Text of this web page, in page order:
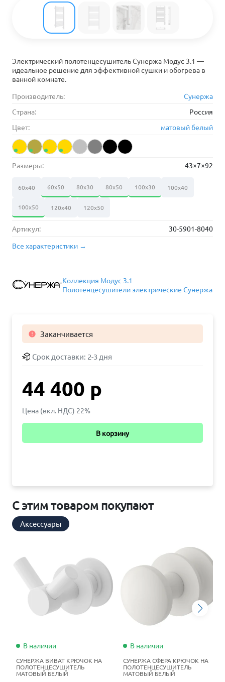
Электрический полотенцесушитель Сунержа Модус 3.1 —
идеальное решение для эффективной сушки и обогрева в
ванной комнате.
Производитель:
Сунержа
Страна:
Россия
Цвет:
матовый белый
Размеры: 43×7×92
60х40 60х50 80х30 80х50 100х30 100х40
100х50 120х40 120х50
Артикул:
30-5901-8040
Все характеристики →
Коллекция Модус 3.1
Полотенцесушители электрические Сунержа
 Заканчивается
Срок доставки: 2-3 дня
44 400 р
Цена (вкл. НДС) 22%
В корзину
С этим товаром покупают
Аксессуары
В наличии
СУНЕРЖА ВИВАТ КРЮЧОК НА
ПОЛОТЕНЦЕСУШИТЕЛЬ
МАТОВЫЙ БЕЛЫЙ
В наличии
СУНЕРЖА СФЕРА КРЮЧОК НА
ПОЛОТЕНЦЕСУШИТЕЛЬ
МАТОВЫЙ БЕЛЫЙ